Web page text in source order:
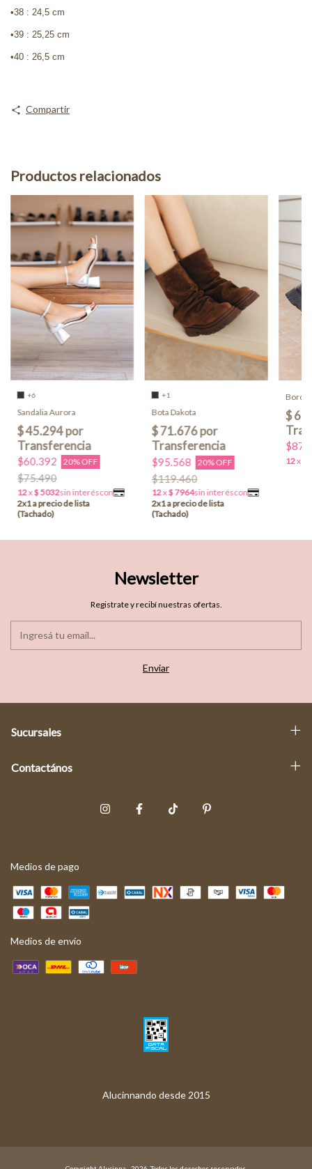
•38 : 24,5 cm
•39 : 25,25 cm
•40 : 26,5 cm
Compartir
Productos relacionados
+6
Sandalia Aurora
$60.392 20% OFF
$75.490
+1
Bota Dakota
$95.568 20% OFF
$119.460
Newsletter
Registrate y recibí nuestras ofertas.
Sucursales
Contactános
Medios de pago
Medios de envío